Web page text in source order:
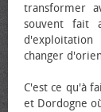
transformer
souvent fait
changer
C'est ce qu'à
et Dordogne